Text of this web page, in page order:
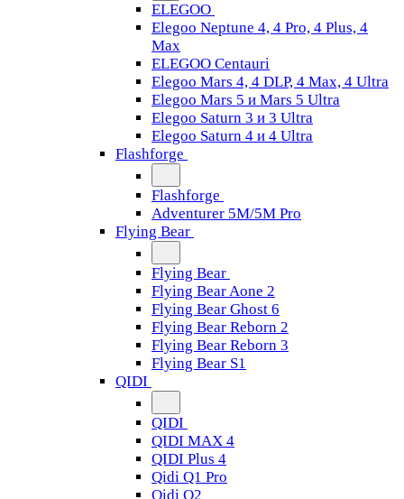
ELEGOO
Elegoo Neptune 4, 4 Pro, 4 Plus, 4
Max
ELEGOO Centauri
Elegoo Mars 4, 4 DLP, 4 Max, 4 Ultra
Elegoo Mars 5 и Mars 5 Ultra
Elegoo Saturn 3 и 3 Ultra
Elegoo Saturn 4 и 4 Ultra
Flashforge
Flashforge
Adventurer 5M/5M Pro
Flying Bear
Flying Bear
Flying Bear Aone 2
Flying Bear Ghost 6
Flying Bear Reborn 2
Flying Bear Reborn 3
Flying Bear S1
QIDI
QIDI
QIDI MAX 4
QIDI Plus 4
Qidi Q1 Pro
Qidi Q2